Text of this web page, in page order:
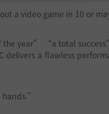
a video game in 10 or
the year” “a total
delivers a flawless